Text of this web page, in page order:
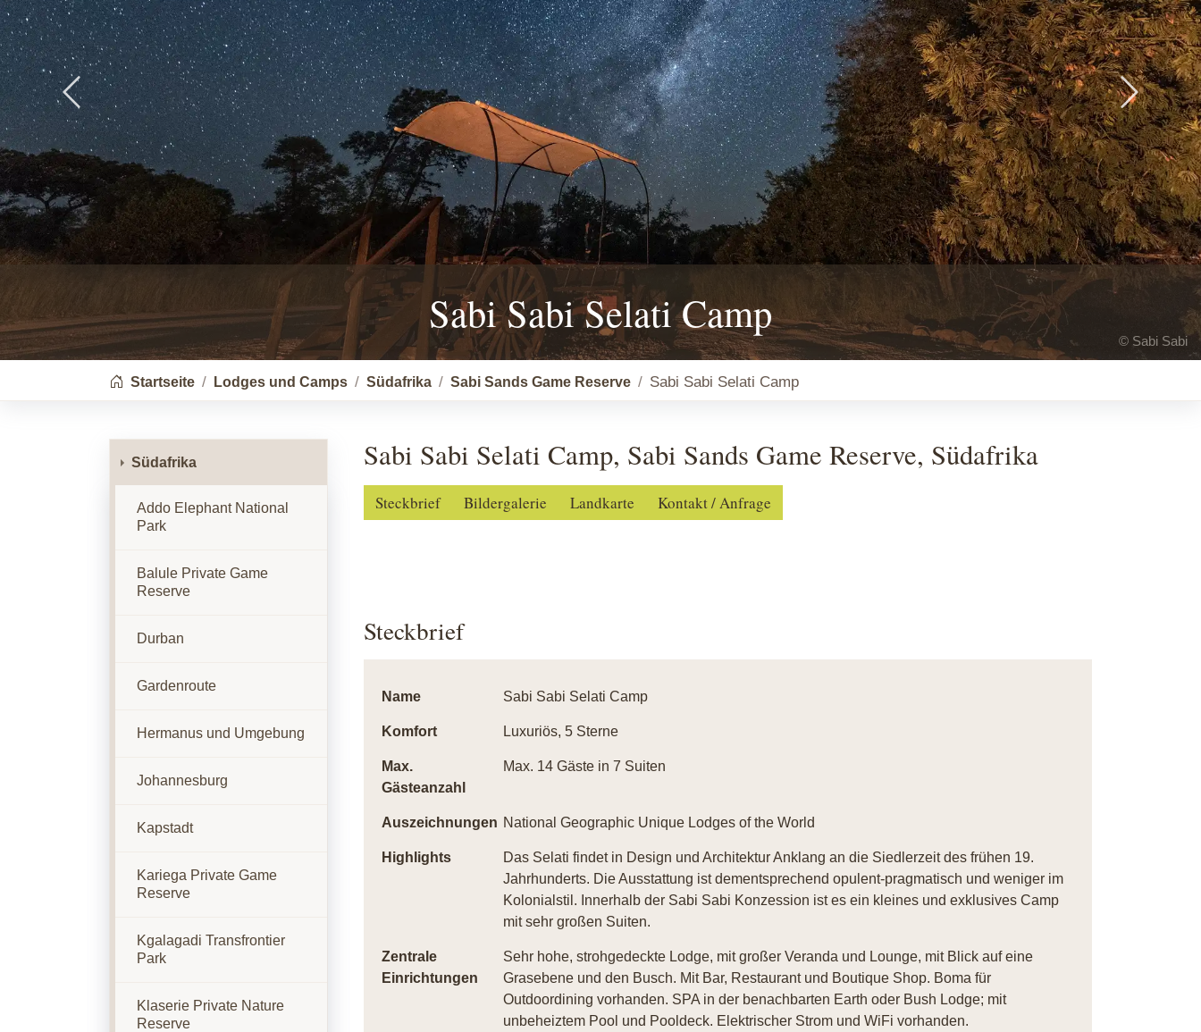
Sabi Sabi Selati Camp
© Sabi Sabi
Previous Next
You are here:
Startseite Lodges und Camps Südafrika Sabi Sands Game Reserve Sabi Sabi Selati Camp
Sabi Sabi Selati Camp, Sabi Sands Game Reserve, Südafrika
Steckbrief Bildergalerie Landkarte Kontakt / Anfrage
Steckbrief
Name Sabi Sabi Selati Camp
Komfort Luxuriös, 5 Sterne
Max.
Gästeanzahl
Max. 14 Gäste in 7 Suiten
Auszeichnungen National Geographic Unique Lodges of the World
Highlights
Das Selati findet in Design und Architektur Anklang an die Siedlerzeit des frühen 19.
Jahrhunderts. Die Ausstattung ist dementsprechend opulent-pragmatisch und weniger im
Kolonialstil. Innerhalb der Sabi Sabi Konzession ist es ein kleines und exklusives Camp
mit sehr großen Suiten.
Zentrale
Einrichtungen
Sehr hohe, strohgedeckte Lodge, mit großer Veranda und Lounge, mit Blick auf eine
Grasebene und den Busch. Mit Bar, Restaurant und Boutique Shop. Boma für
Outdoordining vorhanden. SPA in der benachbarten Earth oder Bush Lodge; mit
unbeheiztem Pool und Pooldeck. Elektrischer Strom und WiFi vorhanden.
Südafrika
Addo Elephant National
Park
Balule Private Game
Reserve
Durban
Gardenroute
Hermanus und Umgebung
Johannesburg
Kapstadt
Kariega Private Game
Reserve
Kgalagadi Transfrontier
Park
Klaserie Private Nature
Reserve